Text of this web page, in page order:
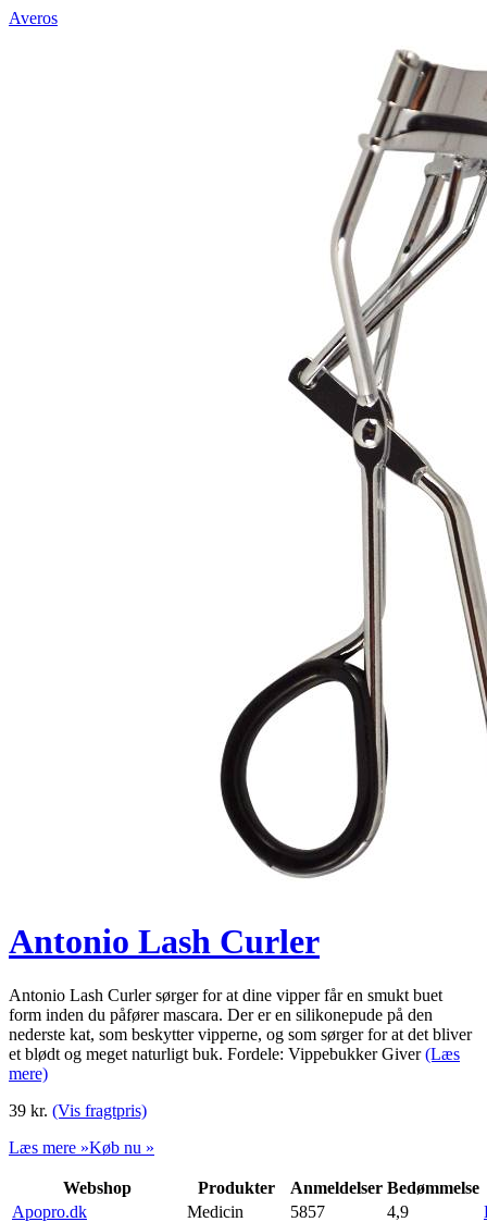
Averos
Antonio Lash Curler
Antonio Lash Curler sørger for at dine vipper får en smukt buet
form inden du påfører mascara. Der er en silikonepude på den
nederste kat, som beskytter vipperne, og som sørger for at det bliver
et blødt og meget naturligt buk. Fordele: Vippebukker Giver(Læs
mere)
39 kr. (Vis fragtpris)
Læs mere »Køb nu »
Webshop Produkter Anmeldelser Bedømmelse
Apopro.dk
Medicin 5857 4,9